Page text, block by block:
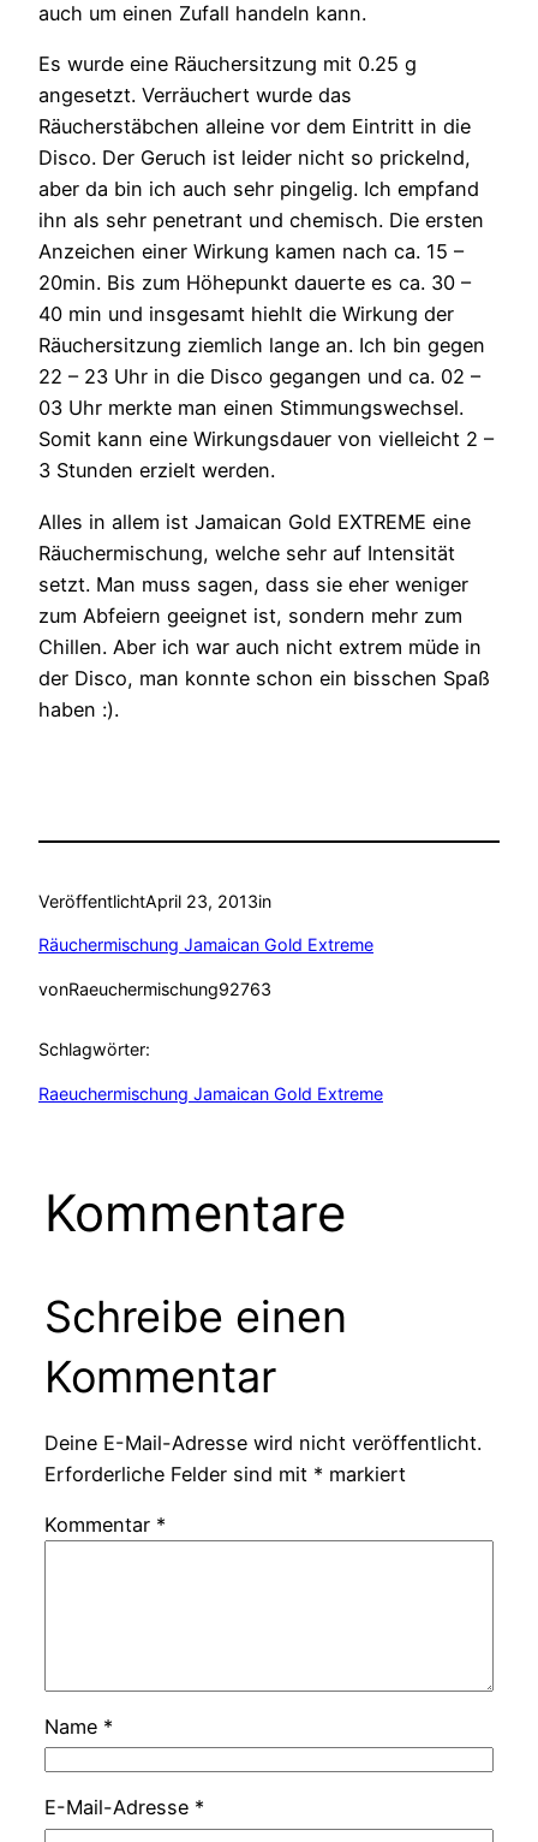
auch um einen Zufall handeln kann.
Es wurde eine Räuchersitzung mit 0.25 g
angesetzt. Verräuchert wurde das
Räucherstäbchen alleine vor dem Eintritt in die
Disco. Der Geruch ist leider nicht so prickelnd,
aber da bin ich auch sehr pingelig. Ich empfand
ihn als sehr penetrant und chemisch. Die ersten
Anzeichen einer Wirkung kamen nach ca. 15 –
20min. Bis zum Höhepunkt dauerte es ca. 30 –
40 min und insgesamt hiehlt die Wirkung der
Räuchersitzung ziemlich lange an. Ich bin gegen
22 – 23 Uhr in die Disco gegangen und ca. 02 –
03 Uhr merkte man einen Stimmungswechsel.
Somit kann eine Wirkungsdauer von vielleicht 2 –
3 Stunden erzielt werden.
Alles in allem ist Jamaican Gold EXTREME eine
Räuchermischung, welche sehr auf Intensität
setzt. Man muss sagen, dass sie eher weniger
zum Abfeiern geeignet ist, sondern mehr zum
Chillen. Aber ich war auch nicht extrem müde in
der Disco, man konnte schon ein bisschen Spaß
haben :).
VeröffentlichtApril 23, 2013in
Räuchermischung Jamaican Gold Extreme
vonRaeuchermischung92763
Schlagwörter:
Raeuchermischung Jamaican Gold Extreme
Kommentare
Schreibe einen
Kommentar
Deine E-Mail-Adresse wird nicht veröffentlicht.
Erforderliche Felder sind mit * markiert
Kommentar *
Name *
E-Mail-Adresse *